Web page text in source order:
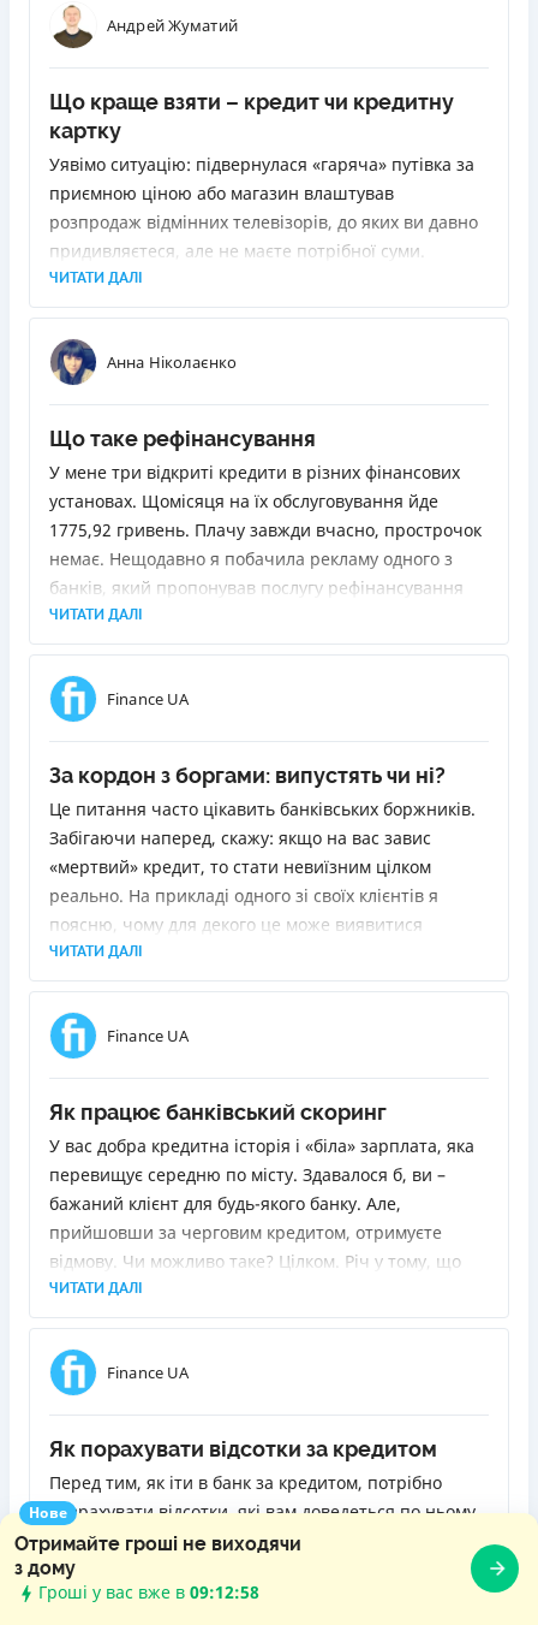
Нове
Отримайте гроші не виходячи
з дому
Гроші у вас вже в 09:12:59
Андрей Жуматий
Що краще взяти – кредит чи кредитну
картку
Уявімо ситуацію: підвернулася «гаряча» путівка за
приємною ціною або магазин влаштував
розпродаж відмінних телевізорів, до яких ви давно
придивляєтеся, але не маєте потрібної суми.
Позичити у друзів або родичів не вдається. Як бути?
Звернутися до банку з проханням про кредит. Але
вони бувають різні. Ми розповімо, як вибрати
найліпший.
ЧИТАТИ ДАЛІ
Анна Ніколаєнко
Що таке рефінансування
У мене три відкриті кредити в різних фінансових
установах. Щомісяця на їх обслуговування йде
1775,92 гривень. Плачу завжди вчасно, прострочок
немає. Нещодавно я побачила рекламу одного з
банків, який пропонував послугу рефінансування
позик. Суть у тому, щоб видати новий кредит для
погашення старих. Я вирішила з'ясувати, що для
цього потрібно і чи буде це для мене вигідно.
ЧИТАТИ ДАЛІ
Finance UA
За кордон з боргами: випустять чи ні?
Це питання часто цікавить банківських боржників.
Забігаючи наперед, скажу: якщо на вас завис
«мертвий» кредит, то стати невиїзним цілком
реально. На прикладі одного зі своїх клієнтів я
поясню, чому для декого це може виявитися
«сюрпризом» і як прибрати себе зі стоп-аркуша
прикордонників.
ЧИТАТИ ДАЛІ
Finance UA
Як працює банківський скоринг
У вас добра кредитна історія і «біла» зарплата, яка
перевищує середню по місту. Здавалося б, ви –
бажаний клієнт для будь-якого банку. Але,
прийшовши за черговим кредитом, отримуєте
відмову. Чи можливо таке? Цілком. Річ у тому, що
благонадійність позичальника визначає так звана
скорингова система, у якої може бути інша думка
щодо вас. Вона є в кожному банку, і в кожного вона
своя. Я розповім, як вона працює і чому іноді
ЧИТАТИ ДАЛІ
Finance UA
Як порахувати відсотки за кредитом
Перед тим, як іти в банк за кредитом, потрібно
розрахувати відсотки, які вам доведеться по ньому
виплатити. Інакше кажучи, зрозуміти, у скільки він
вам обійдеться. Знаючи реальний обсяг переплати,
ви зможете правильно оцінити свої сили, а також